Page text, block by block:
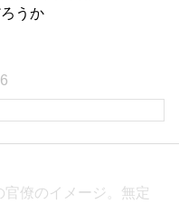
うか
官僚のイメージ。無定